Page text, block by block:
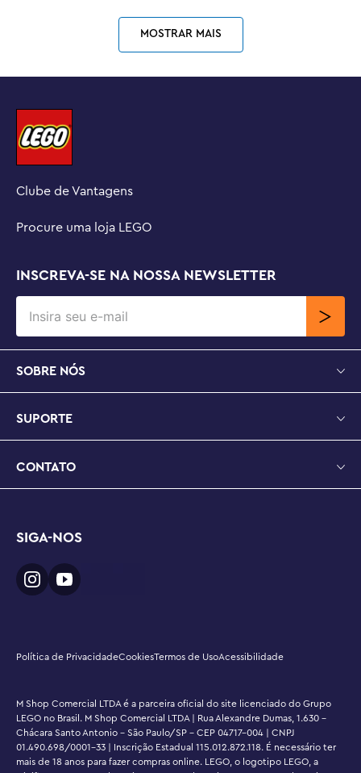
MOSTRAR MAIS
Clube de Vantagens
Procure uma loja LEGO
INSCREVA-SE NA NOSSA NEWSLETTER
SOBRE NÓS
SUPORTE
CONTATO
SIGA-NOS
Política de PrivacidadeCookiesTermos de UsoAcessibilidade
M Shop Comercial LTDA é a parceira oficial do site licenciado do Grupo
LEGO no Brasil. M Shop Comercial LTDA | Rua Alexandre Dumas, 1.630 -
Chácara Santo Antonio - São Paulo/SP - CEP 04717-004 | CNPJ
01.490.698/0001-33 | Inscrição Estadual 115.012.872.118. É necessário ter
mais de 18 anos para fazer compras online. LEGO, o logotipo LEGO, a